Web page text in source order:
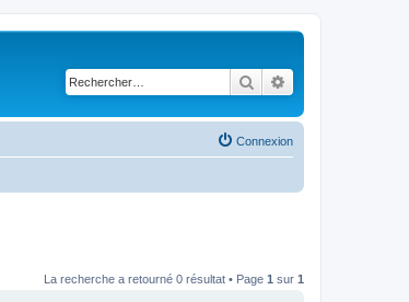
Rechercher
Connexion
La recherche a retourné 0 résultat • Page 1 sur 1